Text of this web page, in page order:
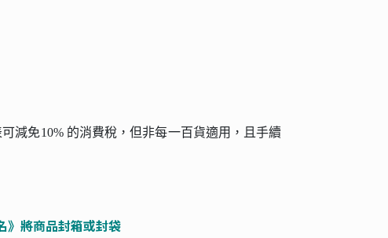
減免10% 的消費稅，但非每一百貨適用，且手續
》將商品封箱或封袋